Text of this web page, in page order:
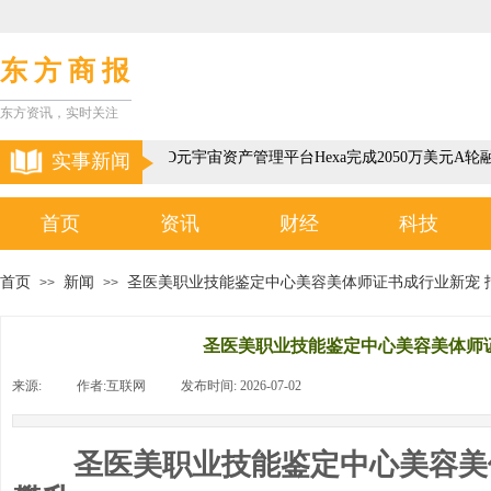
以色列3D元宇宙资产管理平台Hexa完成2050万美元A轮融
东 方 商 报
实事新闻
东方资讯，实时关注
首页 资讯 财经 科技
首页 >> 新闻 >> 圣医美职业技能鉴定中心美容美体师证书成行业新宠
圣医美职业技能鉴定中心美容美体
来源: 作者:互联网 发布时间: 2026-07-02
圣医美职业技能鉴定中心美容